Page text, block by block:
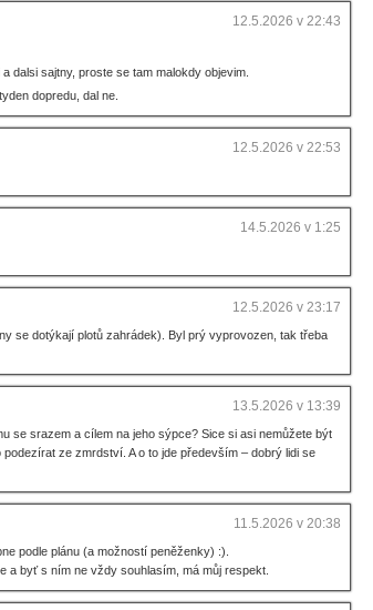
12.5.2026 v 22:43
dalsi sajtny, proste se tam malokdy objevim.
dopredu, dal ne.
12.5.2026 v 22:53
14.5.2026 v 1:25
12.5.2026 v 23:17
se dotýkají plotů zahrádek). Byl prý vyprovozen, tak třeba
13.5.2026 v 13:39
se srazem a cílem na jeho sýpce? Sice si asi nemůžete být
ze zmrdství. A o to jde především – dobrý lidi se
11.5.2026 v 20:38
podle plánu (a možností peněženky) :).
a byť s ním ne vždy souhlasím, má můj respekt.